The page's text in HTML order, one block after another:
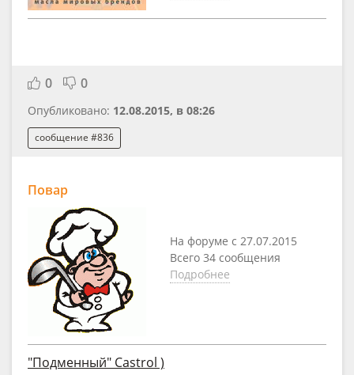
0 0
Опубликовано: 12.08.2015, в 08:26
сообщение #836
Повар
На форуме с 27.07.2015
Всего 34 сообщения
Подробнее
"Подменный" Castrol )